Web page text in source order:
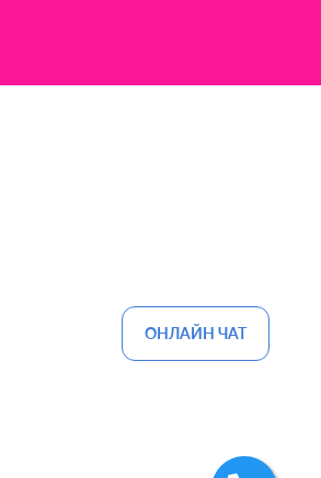
ОНЛАЙН ЧАТ